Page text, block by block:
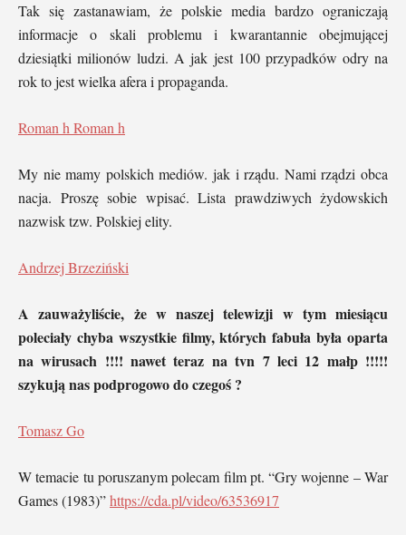
Tak się zastanawiam, że polskie media bardzo ograniczają
informacje o skali problemu i kwarantannie obejmującej
dziesiątki milionów ludzi. A jak jest 100 przypadków odry na
rok to jest wielka afera i propaganda.
Roman h Roman h
My nie mamy polskich mediów. jak i rządu. Nami rządzi obca
nacja. Proszę sobie wpisać. Lista prawdziwych żydowskich
nazwisk tzw. Polskiej elity.
Andrzej Brzeziński
A zauważyliście, że w naszej telewizji w tym miesiącu
poleciały chyba wszystkie filmy, których fabuła była oparta
na wirusach !!!! nawet teraz na tvn 7 leci 12 małp !!!!!
szykują nas podprogowo do czegoś ?
Tomasz Go
W temacie tu poruszanym polecam film pt. “Gry wojenne – War
Games (1983)”https://cda.pl/video/63536917